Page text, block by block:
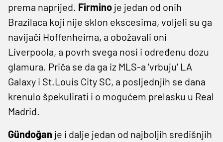
prema naprijed. Firmino je jedan od onih
Brazilaca koji nije sklon ekscesima, voljeli su ga
navijači Hoffenheima, a obožavali oni
Liverpoola, a povrh svega nosi i određenu dozu
glamura. Priča se da ga iz MLS-a 'vrbuju' LA
Galaxy i St.Louis City SC, a posljednjih se dana
krenulo špekulirati i o mogućem prelasku u Real
Madrid.
Gündoğan je i dalje jedan od najboljih središnjih